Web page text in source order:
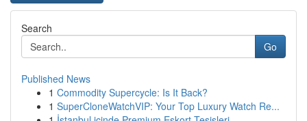
Search
Go
Published News
1 Commodity Supercycle: Is It Back?
1 SuperCloneWatchVIP: Your Top Luxury Watch Re...